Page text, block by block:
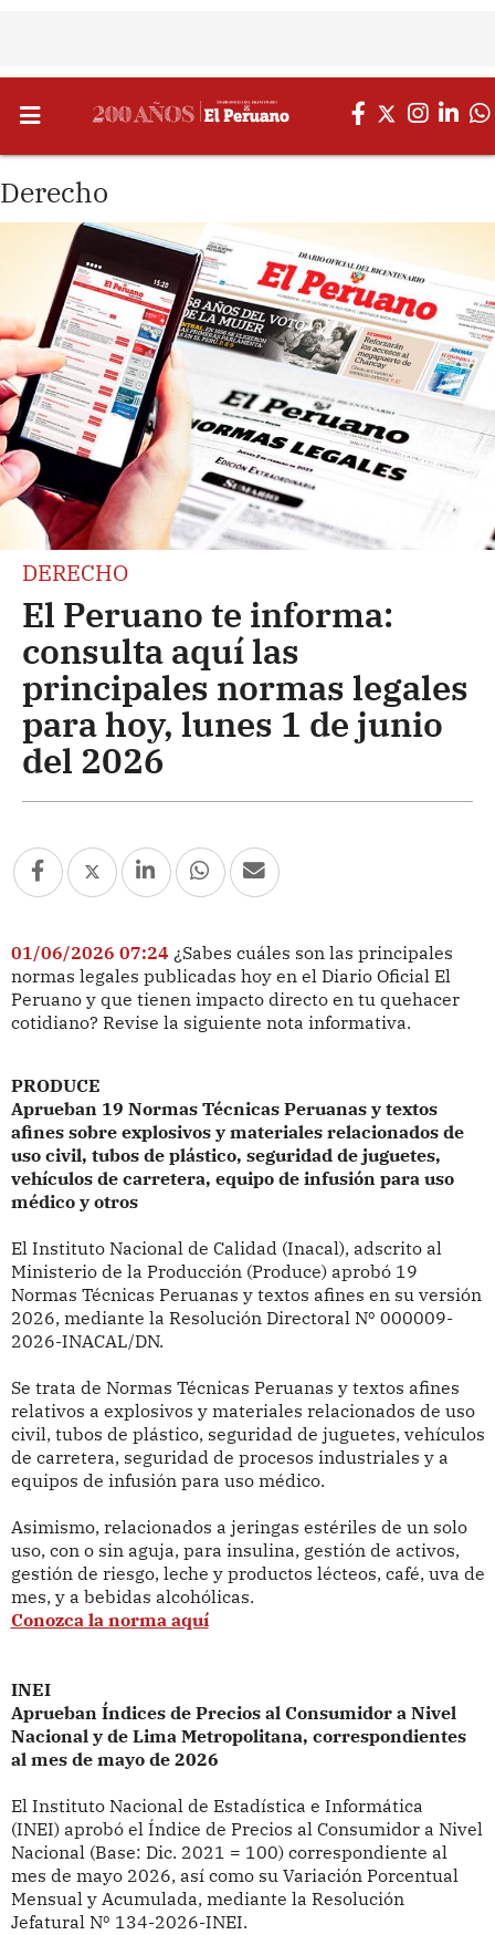
Derecho
DERECHO
El Peruano te informa:
consulta aquí las
principales normas legales
para hoy, lunes 1 de junio
del 2026
01/06/2026 07:24 ¿Sabes cuáles son las principales
normas legales publicadas hoy en el Diario Oficial El
Peruano y que tienen impacto directo en tu quehacer
cotidiano? Revise la siguiente nota informativa.
PRODUCE
Aprueban 19 Normas Técnicas Peruanas y textos
afines sobre explosivos y materiales relacionados de
uso civil, tubos de plástico, seguridad de juguetes,
vehículos de carretera, equipo de infusión para uso
médico y otros
El Instituto Nacional de Calidad (Inacal), adscrito al
Ministerio de la Producción (Produce) aprobó 19
Normas Técnicas Peruanas y textos afines en su versión
2026, mediante la Resolución Directoral Nº 000009-
2026-INACAL/DN.
Se trata de Normas Técnicas Peruanas y textos afines
relativos a explosivos y materiales relacionados de uso
civil, tubos de plástico, seguridad de juguetes, vehículos
de carretera, seguridad de procesos industriales y a
equipos de infusión para uso médico.
Asimismo, relacionados a jeringas estériles de un solo
uso, con o sin aguja, para insulina, gestión de activos,
gestión de riesgo, leche y productos lécteos, café, uva de
mes, y a bebidas alcohólicas.
Conozca la norma aquí
INEI
Aprueban Índices de Precios al Consumidor a Nivel
Nacional y de Lima Metropolitana, correspondientes
al mes de mayo de 2026
El Instituto Nacional de Estadística e Informática
(INEI)aprobó el Índice de Precios al Consumidor a Nivel
Nacional (Base: Dic. 2021 = 100) correspondiente al
mes de mayo 2026, así como su Variación Porcentual
Mensual y Acumulada, mediante la Resolución
Jefatural Nº 134-2026-INEI.